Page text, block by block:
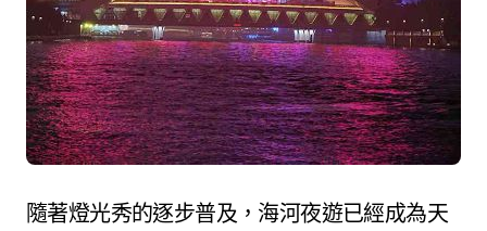
隨著燈光秀的逐步普及，海河夜遊已經成為天